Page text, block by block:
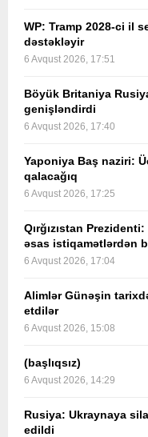
WP: Tramp 2028-ci il
dəstəkləyir
6 Avqust 2026, 17:51
Böyük Britaniya
genişləndirdi
6 Avqust 2026, 17:40
Yaponiya Baş naziri:
qalacağıq
6 Avqust 2026, 17:25
Qırğızıstan
əsas istiqamətlərdən
6 Avqust 2026, 17:04
Alimlər Günəşin
etdilər
6 Avqust 2026, 15:08
(başlıqsız)
6 Avqust 2026, 14:29
Rusiya: Ukraynaya
edildi